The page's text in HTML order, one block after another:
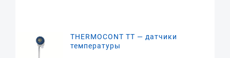
THERMOCONT TT — датчики
температуры